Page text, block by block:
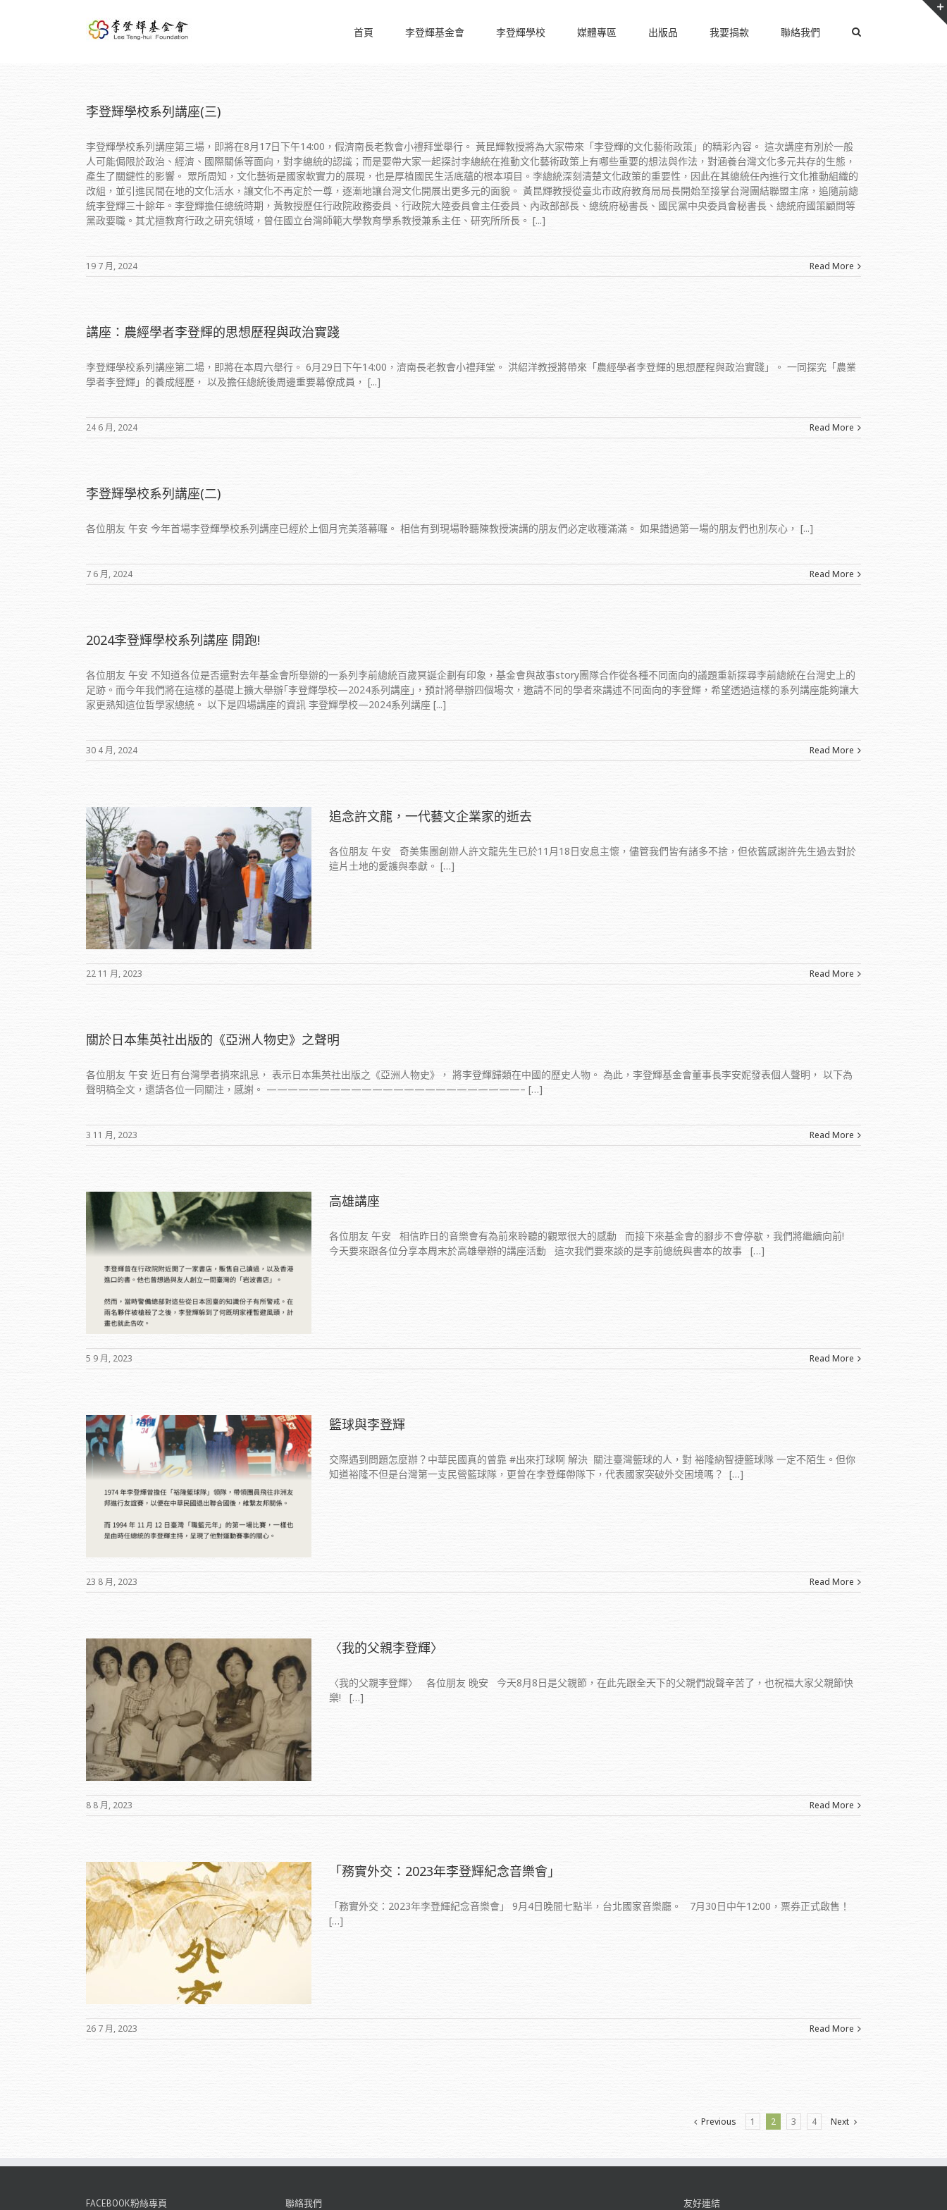
首頁 李登輝基金會 李登輝學校 媒體專區 出版品 我要捐款 聯絡我們
李登輝學校系列講座(三)
李登輝學校系列講座第三場，即將在8月17日下午14:00，假濟南長老教會小禮拜堂舉行。 黃昆輝教授將為大家帶來「李登輝的文化藝術政策」的精彩內容。 這次講座有別於一般
人可能侷限於政治、經濟、國際關係等面向，對李總統的認識；而是要帶大家一起探討李總統在推動文化藝術政策上有哪些重要的想法與作法，對涵養台灣文化多元共存的生態，
產生了關鍵性的影響。 眾所周知，文化藝術是國家軟實力的展現，也是厚植國民生活底蘊的根本項目。李總統深刻清楚文化政策的重要性，因此在其總統任內進行文化推動組織的
改組，並引進民間在地的文化活水，讓文化不再定於一尊，逐漸地讓台灣文化開展出更多元的面貌。 黃昆輝教授從臺北市政府教育局局長開始至接掌台灣團結聯盟主席，追隨前總
統李登輝三十餘年。李登輝擔任總統時期，黃教授歷任行政院政務委員、行政院大陸委員會主任委員、內政部部長、總統府秘書長、國民黨中央委員會秘書長、總統府國策顧問等
黨政要職。其尤擅教育行政之研究領域，曾任國立台灣師範大學教育學系教授兼系主任、研究所所長。 [...]
19 7 月, 2024 Read More
講座：農經學者李登輝的思想歷程與政治實踐
李登輝學校系列講座第二場，即將在本周六舉行。 6月29日下午14:00，濟南長老教會小禮拜堂。 洪紹洋教授將帶來「農經學者李登輝的思想歷程與政治實踐」。 一同探究「農業
學者李登輝」的養成經歷， 以及擔任總統後周邊重要幕僚成員， [...]
24 6 月, 2024 Read More
李登輝學校系列講座(二)
各位朋友 午安 今年首場李登輝學校系列講座已經於上個月完美落幕囉。 相信有到現場聆聽陳教授演講的朋友們必定收穫滿滿。 如果錯過第一場的朋友們也別灰心， [...]
7 6 月, 2024 Read More
2024李登輝學校系列講座 開跑!
各位朋友 午安 不知道各位是否還對去年基金會所舉辦的一系列李前總統百歲冥誕企劃有印象，基金會與故事story團隊合作從各種不同面向的議題重新探尋李前總統在台灣史上的
足跡。而今年我們將在這樣的基礎上擴大舉辦｢李登輝學校—2024系列講座｣，預計將舉辦四個場次，邀請不同的學者來講述不同面向的李登輝，希望透過這樣的系列講座能夠讓大
家更熟知這位哲學家總統。 以下是四場講座的資訊 李登輝學校—2024系列講座 [...]
30 4 月, 2024 Read More
追念許文龍，一代藝文企業家的逝去
各位朋友 午安 奇美集團創辦人許文龍先生已於11月18日安息主懷，儘管我們皆有諸多不捨，但依舊感謝許先生過去對於
這片土地的愛護與奉獻。 […]
22 11 月, 2023 Read More
關於日本集英社出版的《亞洲人物史》之聲明
各位朋友 午安 近日有台灣學者捎來訊息， 表示日本集英社出版之《亞洲人物史》， 將李登輝歸類在中國的歷史人物。 為此，李登輝基金會董事長李安妮發表個人聲明， 以下為
聲明稿全文，還請各位一同關注，感謝。 ————————————————————————– […]
3 11 月, 2023 Read More
高雄講座
各位朋友 午安 相信昨日的音樂會有為前來聆聽的觀眾很大的感動 而接下來基金會的腳步不會停歇，我們將繼續向前!
今天要來跟各位分享本周末於高雄舉辦的講座活動 這次我們要來談的是李前總統與書本的故事 […]
5 9 月, 2023 Read More
籃球與李登輝
交際遇到問題怎麼辦？中華民國真的曾靠 #出來打球啊 解決 ​ 關注臺灣籃球的人，對 裕隆納智捷籃球隊 一定不陌生。但你
知道裕隆不但是台灣第一支民營籃球隊，更曾在李登輝帶隊下，代表國家突破外交困境嗎？ ​ […]
23 8 月, 2023 Read More
〈我的父親李登輝〉
〈我的父親李登輝〉 各位朋友 晚安 今天8月8日是父親節，在此先跟全天下的父親們說聲辛苦了，也祝福大家父親節快
樂! […]
8 8 月, 2023 Read More
「務實外交：2023年李登輝紀念音樂會」
「務實外交：2023年李登輝紀念音樂會」 9月4日晚間七點半，台北國家音樂廳。 7月30日中午12:00，票券正式啟售！
[…]
26 7 月, 2023 Read More
Previous 1 2 3 4 Next
FACEBOOK粉絲專頁 聯絡我們 友好連結